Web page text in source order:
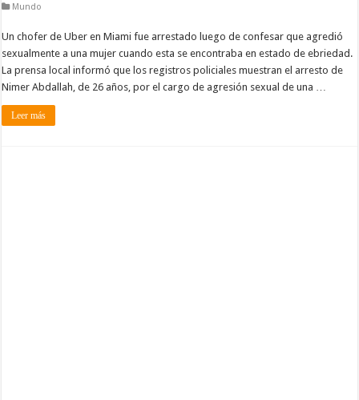
Mundo
Un chofer de Uber en Miami fue arrestado luego de confesar que agredió
sexualmente a una mujer cuando esta se encontraba en estado de ebriedad.
La prensa local informó que los registros policiales muestran el arresto de
Nimer Abdallah, de 26 años, por el cargo de agresión sexual de una …
Leer más